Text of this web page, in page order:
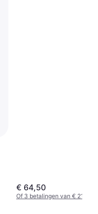
€ 64,50
Of 3 betalingen van € 21,50/